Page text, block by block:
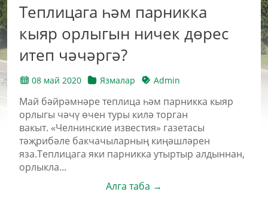
Теплицага һәм парникка
кыяр орлыгын ничек дөрес
итеп чәчәргә?
08 май 2020 Язмалар Admin
Май бәйрәмнәре теплица һәм парникка кыяр
орлыгы чәчү өчен туры килә торган
вакыт. «Челнинские известия» газетасы
тәҗрибәле бакчачыларның киңәшләрен
яза.Теплицага яки парникка утыртыр алдыннан,
орлыкла...
Алга таба →